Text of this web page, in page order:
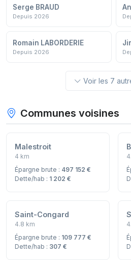
Serge BRAUD
Depuis 2026
Romain LABORDERIE
Depuis 2026
Voir les 7
Communes voisines
Malestroit
4 km
Épargne brute : 497 152 €
Dette/hab : 1 202 €
Saint-Congard
4.8 km
Épargne brute : 109 777 €
Dette/hab : 307 €